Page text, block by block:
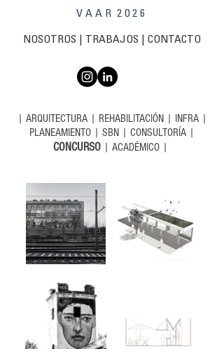
NOSOTROS TRABAJOS | CONTACTO
V A A R 2 0 2 6
| ARQUITECTURA| REHABILITACIÓN| INFRA|
PLANEAMIENTO | SBN | CONSULTORÍA |
CONCURSO | ACADÉMICO |